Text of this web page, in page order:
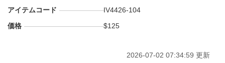
ワイトは、ポートランドで再起を期すモラントの現在地とも
$125。また新たな情報が入り次第、スニーカーウォーズのX
アイテムコード
IV4426-104
価格
$125
2026-07-02 07:34:59 更新